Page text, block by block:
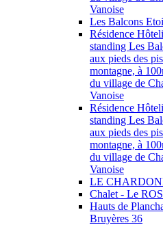
Vanoise
Les Balcons
Résidence
standing Les
aux pieds des
montagne, à
du village de
Vanoise
Résidence
standing Les
aux pieds des
montagne, à
du village de
Vanoise
LE
Chalet - Le
Hauts de
Bruyères 36